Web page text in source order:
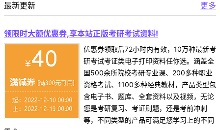
最新更新 更多
领限时大额优惠券,享本站正版考研考试资料!
优惠券领取后72小时内有效，10万种最新考
研考试考证类电子打印资料任你选。涵盖全
国500余所院校考研专业课、200多种职业
资格考试、1100多种经典教材，产品类型包
含电子书、题库、全套资料以及视频，无论
您是考研复习、考证刷题，还是考前冲刺
等，不同类型的产品可满足您学习上的不同